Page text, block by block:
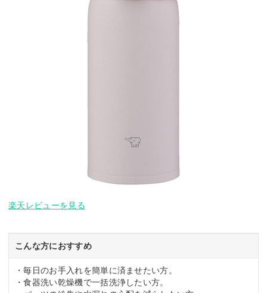
楽天レビューを見る
こんな方におすすめ
・毎日のお手入れを簡単に済ませたい方。
・食器洗い乾燥機で一括洗浄したい方。